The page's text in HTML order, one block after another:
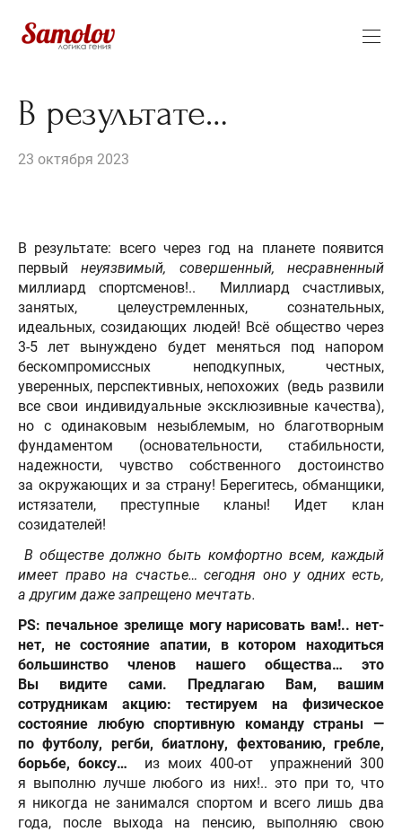
В результате…
23 октября 2023
В результате: всего через год на планете появится
первыйнеуязвимый, совершенный, несравненный
миллиард спортсменов!.. Миллиард счастливых,
занятых, целеустремленных, сознательных,
идеальных, созидающих людей! Всё общество через
3-5 лет вынуждено будет меняться под напором
бескомпромиссных неподкупных, честных,
уверенных, перспективных, непохожих (ведь развили
все свои индивидуальные эксклюзивные качества),
но с одинаковым незыблемым, но благотворным
фундаментом (основательности, стабильности,
надежности, чувство собственного достоинство
за окружающих и за страну! Берегитесь, обманщики,
истязатели, преступные кланы! Идет клан
созидателей!
В обществе должно быть комфортно всем, каждый
имеет право на счастье… сегодня оно у одних есть,
а другим даже запрещено мечтать.
PS: печальное зрелище могу нарисовать вам!.. нет-
нет, не состояние апатии, в котором находиться
большинство членов нашего общества… это
Вы видите сами. Предлагаю Вам, вашим
сотрудникам акцию: тестируем на физическое
состояние любую спортивную команду страны —
по футболу, регби, биатлону, фехтованию, гребле,
борьбе, боксу… из моих 400-от упражнений 300
я выполню лучше любого из них!.. это при то, что
я никогда не занимался спортом и всего лишь два
года, после выхода на пенсию, выполняю свою